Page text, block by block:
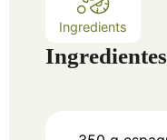
Ingredients
Ingredientes